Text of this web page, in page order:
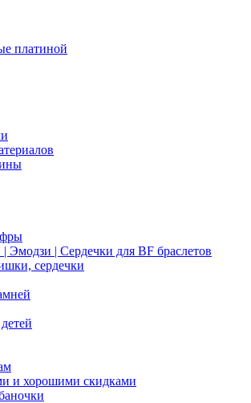
платиной
| Сердечки для BF браслетов
сердечки
и хорошими скидками